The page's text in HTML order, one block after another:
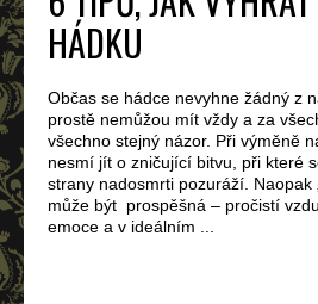
HÁDKU
Občas se hádce nevyhne žádný z
prostě nemůžou mít vždy a za
všechno stejný názor. Při výměně
nesmí jít o zničující bitvu, při které
strany nadosmrti pozuráží. Naopak
může být prospěšná – pročistí
emoce a v ideálním ...